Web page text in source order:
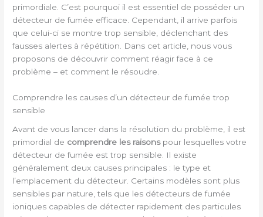
primordiale. C’est pourquoi il est essentiel de posséder un
détecteur de fumée efficace. Cependant, il arrive parfois
que celui-ci se montre trop sensible, déclenchant des
fausses alertes à répétition. Dans cet article, nous vous
proposons de découvrir comment réagir face à ce
problème – et comment le résoudre.
Comprendre les causes d’un détecteur de fumée trop
sensible
Avant de vous lancer dans la résolution du problème, il est
primordial de comprendre les raisonspour lesquelles votre
détecteur de fumée est trop sensible. Il existe
généralement deux causes principales : le type et
l’emplacement du détecteur. Certains modèles sont plus
sensibles par nature, tels que les détecteurs de fumée
ioniques capables de détecter rapidement des particules